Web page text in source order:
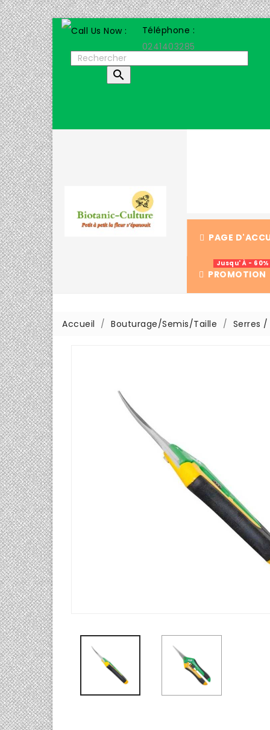
Téléphone :
0241403285

PAGE
PROMOTION
Jusqu' À - 60%
Accueil Bouturage/Semis/Taille Serres